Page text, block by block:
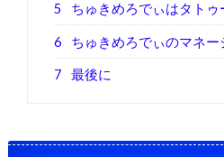
5 ちゅきめろでぃはタトゥ
6 ちゅきめろでぃのマネー
7 最後に